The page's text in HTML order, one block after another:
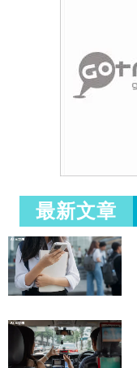
最新文章